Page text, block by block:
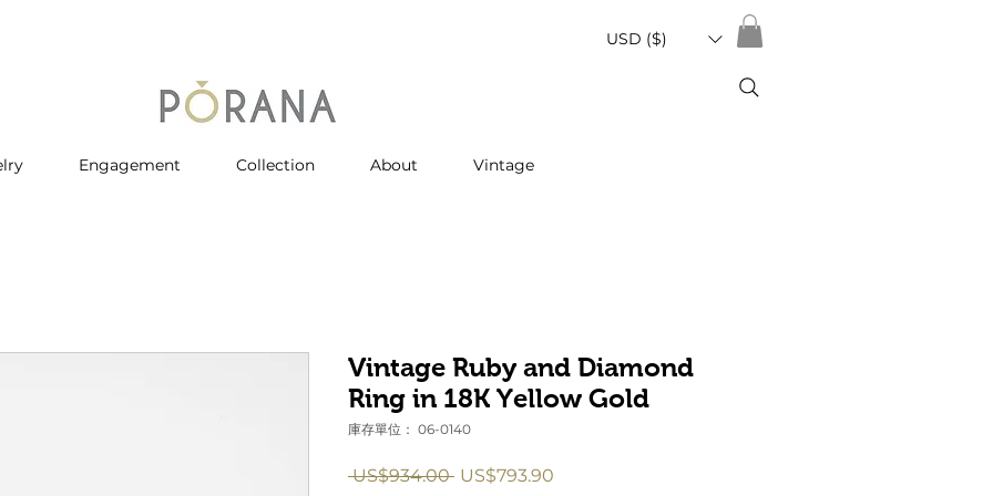
USD ($)
Engagement Collection About Vintage
Vintage Ruby and Diamond
Ring in 18K Yellow Gold
庫存單位： 06-0140
US$934.00 一US$793.90